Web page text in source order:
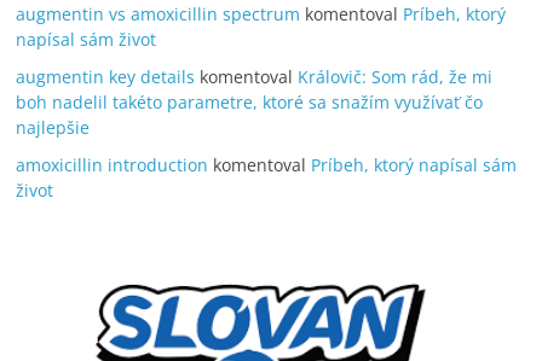
augmentin vs amoxicillin spectrum komentoval Príbeh, ktorý
napísal sám život
augmentin key details komentoval Královič: Som rád, že mi
boh nadelil takéto parametre, ktoré sa snažím využívať čo
najlepšie
amoxicillin introduction komentoval Príbeh, ktorý napísal sám
život